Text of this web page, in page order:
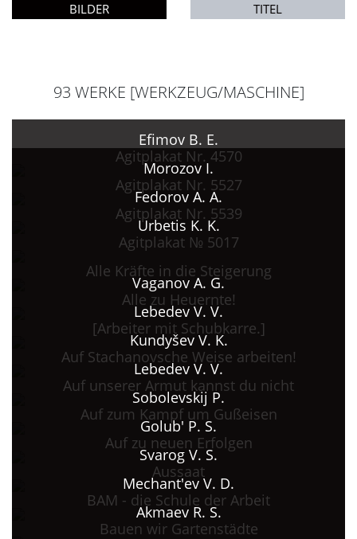
BILDER TITEL
93 WERKE [WERKZEUG/MASCHINE]
Efimov B. E.
Agitplakat Nr. 4570
Morozov I.
Agitplakat Nr. 5527
Fedorov A. A.
Agitplakat Nr. 5539
Urbetis K. K.
Agitplakat № 5017
Alle Kräfte in die Steigerung
Vaganov A. G.
Alle zu Heuernte!
Lebedev V. V.
[Arbeiter mit Schubkarre.]
Kundyšev V. K.
Auf Stachanovsche Weise arbeiten!
Lebedev V. V.
Auf unserer Armut kannst du nicht
Sobolevskij P.
Auf zum Kampf um Gußeisen
Golub' P. S.
Auf zu neuen Erfolgen
Svarog V. S.
Aussaat
Mechant'ev V. D.
BAM - die Schule der Arbeit
Akmaev R. S.
Bauen wir Gartenstädte